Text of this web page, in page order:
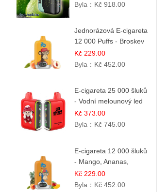
Byla： Kč 918.00
Jednorázová E-cigareta
12 000 Puffs - Broskev
& Ovocná Šťáva
Kč 229.00
Byla： Kč 452.00
E-cigareta 25 000 šluků
- Vodní melounový led
Kč 373.00
Byla： Kč 745.00
E-cigareta 12 000 šluků
- Mango, Ananas,
Broskev
Kč 229.00
Byla： Kč 452.00